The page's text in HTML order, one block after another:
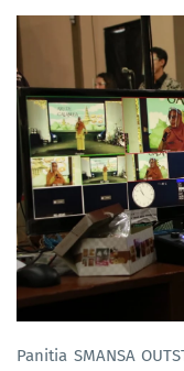
Panitia SMANSA